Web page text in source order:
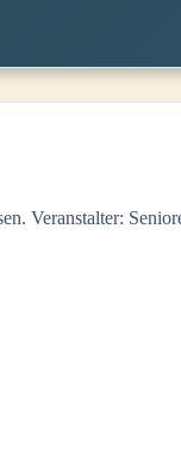
Veranstalter: